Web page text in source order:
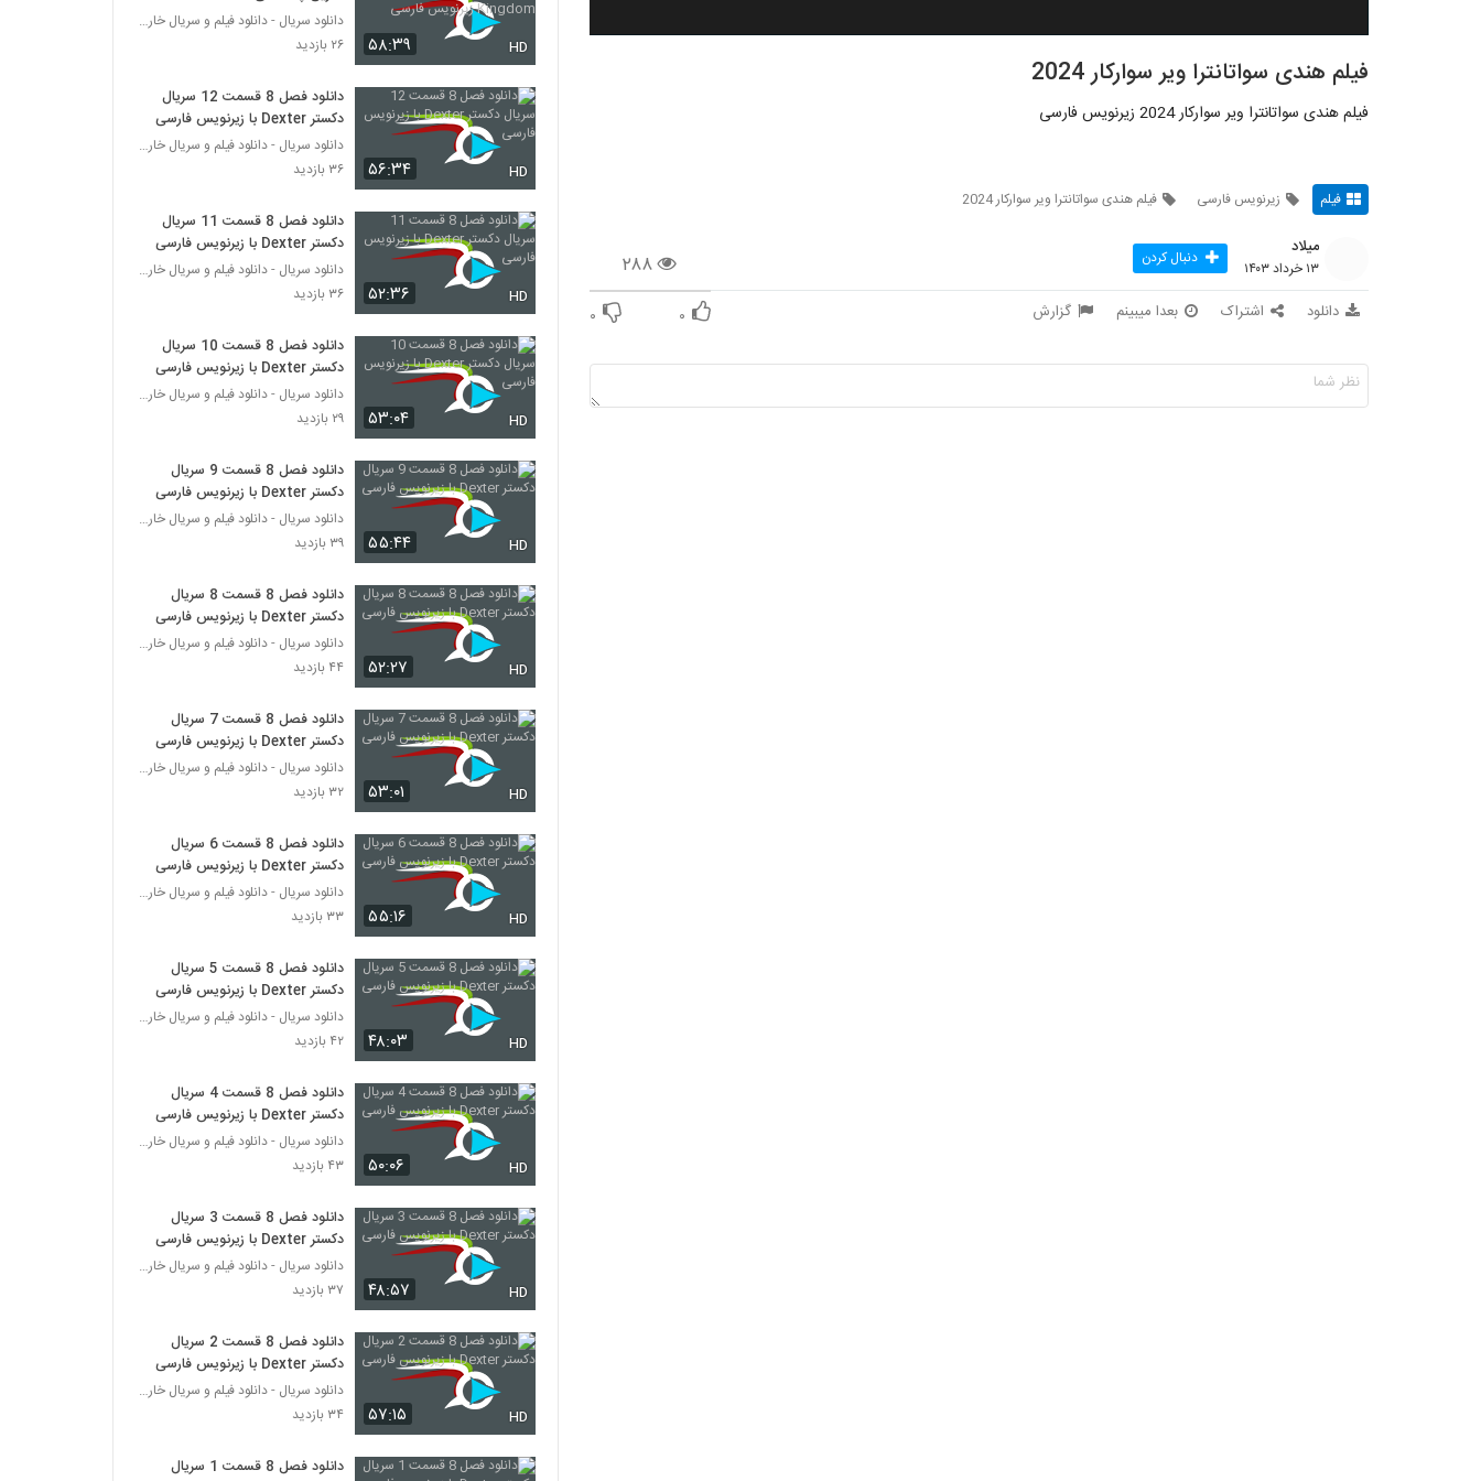
فیلم هندی سواتانترا ویر سوارکار 2024
فیلم هندی سواتانترا ویر سوارکار 2024 زیرنویس فارسی
فیلم زیرنویس فارسی فیلم هندی سواتانترا ویر سوارکار 2024
۲۸۸
میلاد
۱۳ خرداد ۱۴۰۳ دنبال کردن
دانلود اشتراک بعدا میبینم گزارش ۰ ۰
۵۸:۳۹ HD
Kingdom زیرنویس فارسی
دانلود سریال - دانلود فیلم و سریال خارجی
۲۶ بازدید
۵۶:۳۴ HD
دانلود فصل 8 قسمت 12 سریال
دکستر Dexter با زیرنویس فارسی
دانلود سریال - دانلود فیلم و سریال خارجی
۳۶ بازدید
۵۲:۳۶ HD
دانلود فصل 8 قسمت 11 سریال
دکستر Dexter با زیرنویس فارسی
دانلود سریال - دانلود فیلم و سریال خارجی
۳۶ بازدید
۵۳:۰۴ HD
دانلود فصل 8 قسمت 10 سریال
دکستر Dexter با زیرنویس فارسی
دانلود سریال - دانلود فیلم و سریال خارجی
۲۹ بازدید
۵۵:۴۴ HD
دانلود فصل 8 قسمت 9 سریال
دکستر Dexter با زیرنویس فارسی
دانلود سریال - دانلود فیلم و سریال خارجی
۳۹ بازدید
۵۲:۲۷ HD
دانلود فصل 8 قسمت 8 سریال
دکستر Dexter با زیرنویس فارسی
دانلود سریال - دانلود فیلم و سریال خارجی
۴۴ بازدید
۵۳:۰۱ HD
دانلود فصل 8 قسمت 7 سریال
دکستر Dexter با زیرنویس فارسی
دانلود سریال - دانلود فیلم و سریال خارجی
۳۲ بازدید
۵۵:۱۶ HD
دانلود فصل 8 قسمت 6 سریال
دکستر Dexter با زیرنویس فارسی
دانلود سریال - دانلود فیلم و سریال خارجی
۳۳ بازدید
۴۸:۰۳ HD
دانلود فصل 8 قسمت 5 سریال
دکستر Dexter با زیرنویس فارسی
دانلود سریال - دانلود فیلم و سریال خارجی
۴۲ بازدید
۵۰:۰۶ HD
دانلود فصل 8 قسمت 4 سریال
دکستر Dexter با زیرنویس فارسی
دانلود سریال - دانلود فیلم و سریال خارجی
۴۳ بازدید
۴۸:۵۷ HD
دانلود فصل 8 قسمت 3 سریال
دکستر Dexter با زیرنویس فارسی
دانلود سریال - دانلود فیلم و سریال خارجی
۳۷ بازدید
۵۷:۱۵ HD
دانلود فصل 8 قسمت 2 سریال
دکستر Dexter با زیرنویس فارسی
دانلود سریال - دانلود فیلم و سریال خارجی
۳۴ بازدید
دانلود فصل 8 قسمت 1 سریال